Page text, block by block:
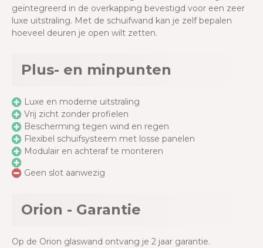
geïntegreerd in de overkapping bevestigd voor een zeer
luxe uitstraling. Met de schuifwand kan je zelf bepalen
hoeveel deuren je open wilt zetten.
Plus- en minpunten
Luxe en moderne uitstraling
Vrij zicht zonder profielen
Bescherming tegen wind en regen
Flexibel schuifsysteem met losse panelen
Modulair en achteraf te monteren
Geen slot aanwezig
Orion - Garantie
Op de Orion glaswand ontvang je 2 jaar garantie.